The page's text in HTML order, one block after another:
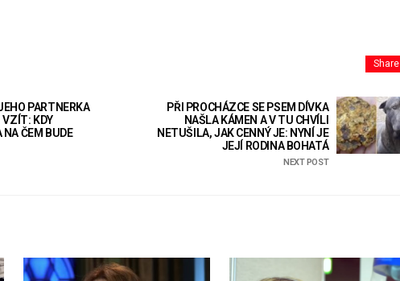
Share
PARTNERKA
VZÍT: KDY
ČEM BUDE
PŘI PROCHÁZCE SE PSEM DÍVKA
NAŠLA KÁMEN A V TU CHVÍLI
NETUŠILA, JAK CENNÝ JE: NYNÍ JE
JEJÍ RODINA BOHATÁ
NEXT POST